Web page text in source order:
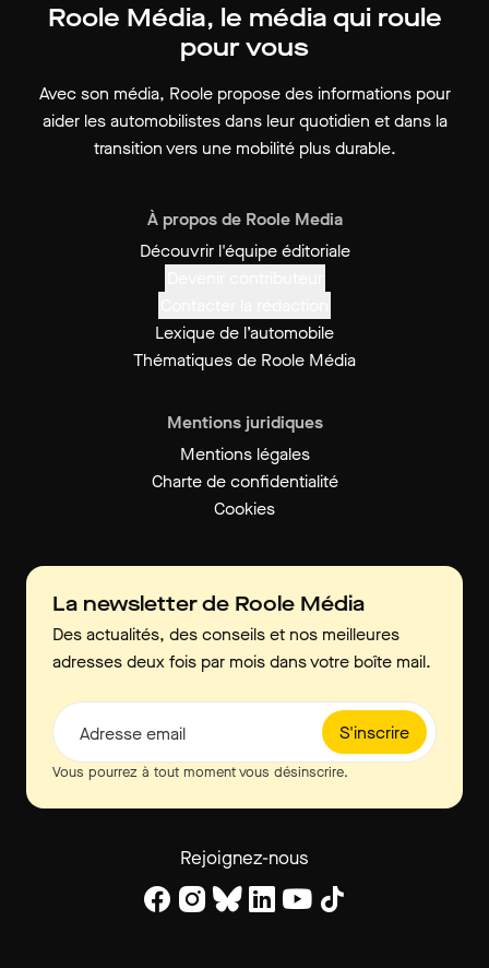
Roole Média, le média qui roule
pour vous
Avec son média, Roole propose des informations pour
aider les automobilistes dans leur quotidien et dans la
transition vers une mobilité plus durable.
À propos de Roole Media
Découvrir l'équipe éditoriale
Lexique de l’automobile
Thématiques de Roole Média
Mentions juridiques
Mentions légales
Charte de confidentialité
Cookies
La newsletter de Roole Média
Des actualités, des conseils et nos meilleures
adresses deux fois par mois dans votre boîte mail.
S'inscrire
Adresse email
Vous pourrez à tout moment vous désinscrire.
Rejoignez-nous